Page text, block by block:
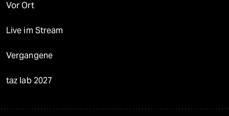
Vor Ort
Live im Stream
Vergangene
taz lab 2027